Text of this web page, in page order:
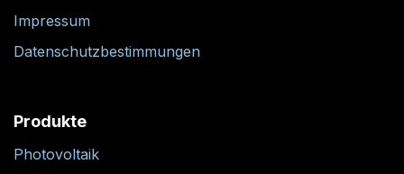
Impressum
Datenschutzbestimmungen
Produkte
Photovoltaik